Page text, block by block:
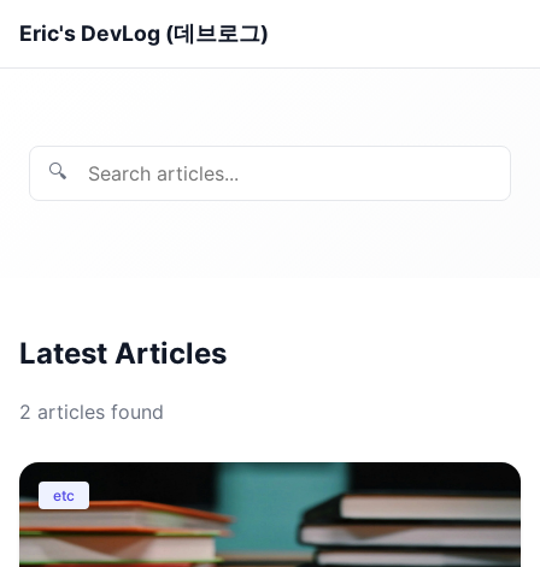
Eric's DevLog (데브로그)
🔍
Latest Articles
2 articles found
etc